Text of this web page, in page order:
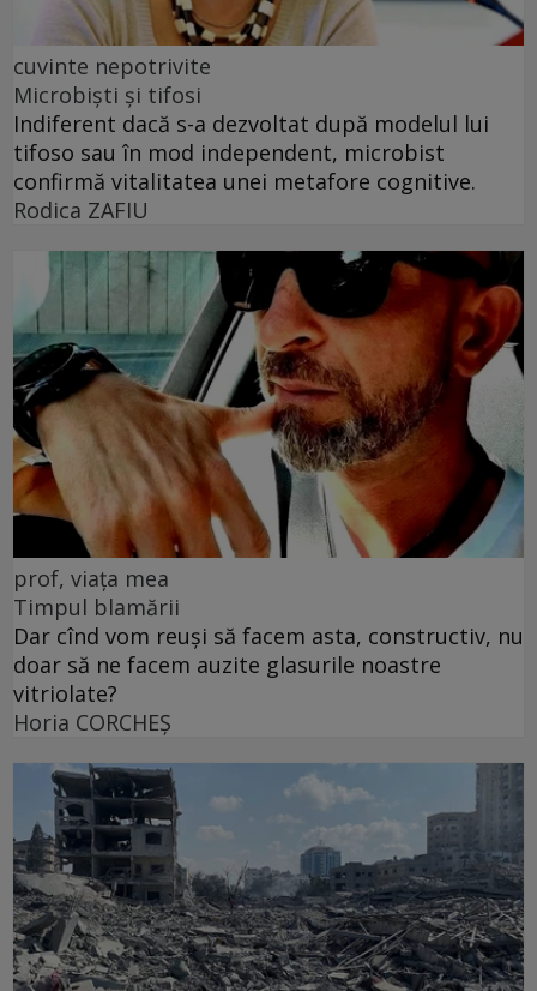
cuvinte nepotrivite
Microbiști și tifosi
Indiferent dacă s-a dezvoltat după modelul lui
tifoso sau în mod independent, microbist
confirmă vitalitatea unei metafore cognitive.
Rodica ZAFIU
prof, viața mea
Timpul blamării
Dar cînd vom reuși să facem asta, constructiv, nu
doar să ne facem auzite glasurile noastre
vitriolate?
Horia CORCHEŞ